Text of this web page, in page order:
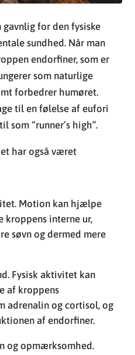
for den fysiske
sundhed. Når man
endorfiner, som er
som naturlige
forbedrer humøret.
til en følelse af eufori
“runner’s high”.
har også været
Motion kan hjælpe
kroppens interne ur,
søvn og dermed mere
Fysisk aktivitet kan
af kroppens
adrenalin og cortisol, og
af endorfiner.
og opmærksomhed.